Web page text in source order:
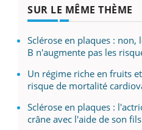
SUR LE MÊME THÈME
Sclérose en plaques :
B n'augmente pas les
Un régime riche en fruits
risque de mortalité
Sclérose en plaques :
crâne avec l'aide de son fils